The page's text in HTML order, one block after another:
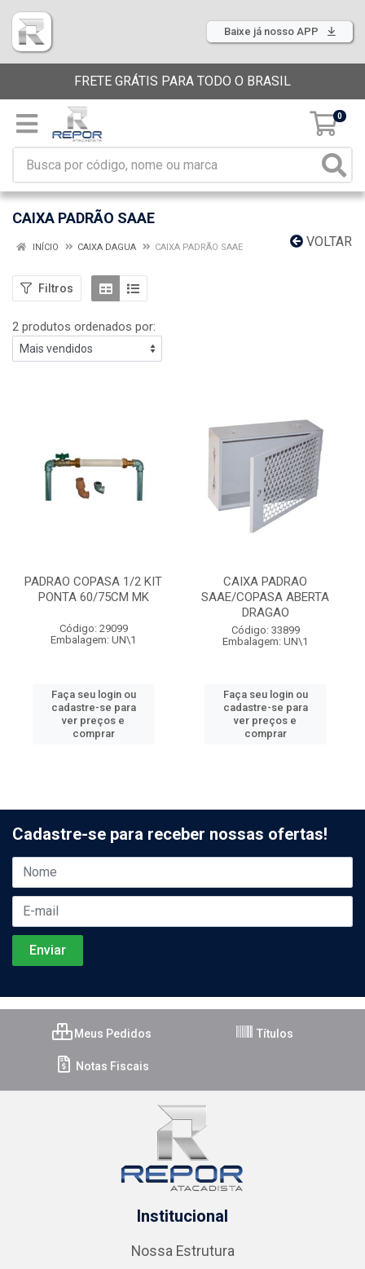
Baixe já nosso APP
FRETE GRÁTIS PARA TODO O BRASIL
0
CAIXA PADRÃO SAAE
VOLTAR
INÍCIO CAIXA DAGUA CAIXA PADRÃO SAAE
Filtros
2 produtos ordenados por:
PADRAO COPASA 1/2 KIT
PONTA 60/75CM MK
Código: 29099
Embalagem: UN\1
Faça seu login ou
cadastre-se para
ver preços e
comprar
CAIXA PADRAO
SAAE/COPASA ABERTA
DRAGAO
Código: 33899
Embalagem: UN\1
Faça seu login ou
cadastre-se para
ver preços e
comprar
Cadastre-se para receber nossas ofertas!
Meus Pedidos Títulos
Notas Fiscais
Institucional
Nossa Estrutura